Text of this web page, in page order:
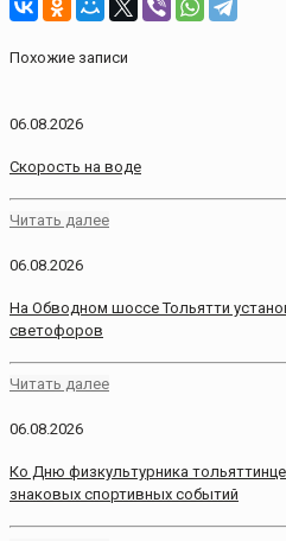
Похожие записи
06.08.2026
Скорость на воде
Читать далее
06.08.2026
На Обводном шоссе Тольятти
светофоров
Читать далее
06.08.2026
Ко Дню физкультурника
знаковых спортивных событий